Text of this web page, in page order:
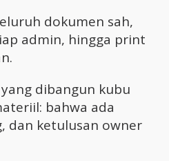
dokumen sah,
admin, hingga print
dibangun kubu
bahwa ada
dan ketulusan owner